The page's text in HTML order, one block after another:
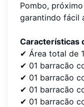
Pombo,
garantindo fácil
Características
✔ Área total de
✔ 01 barracão
✔ 01 barracão
✔ 01 barracão
✔ 01 barracão